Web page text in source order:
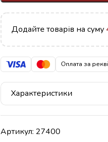
Додайте товарів на суму
Оплата за
Характеристики
Артикул: 27400